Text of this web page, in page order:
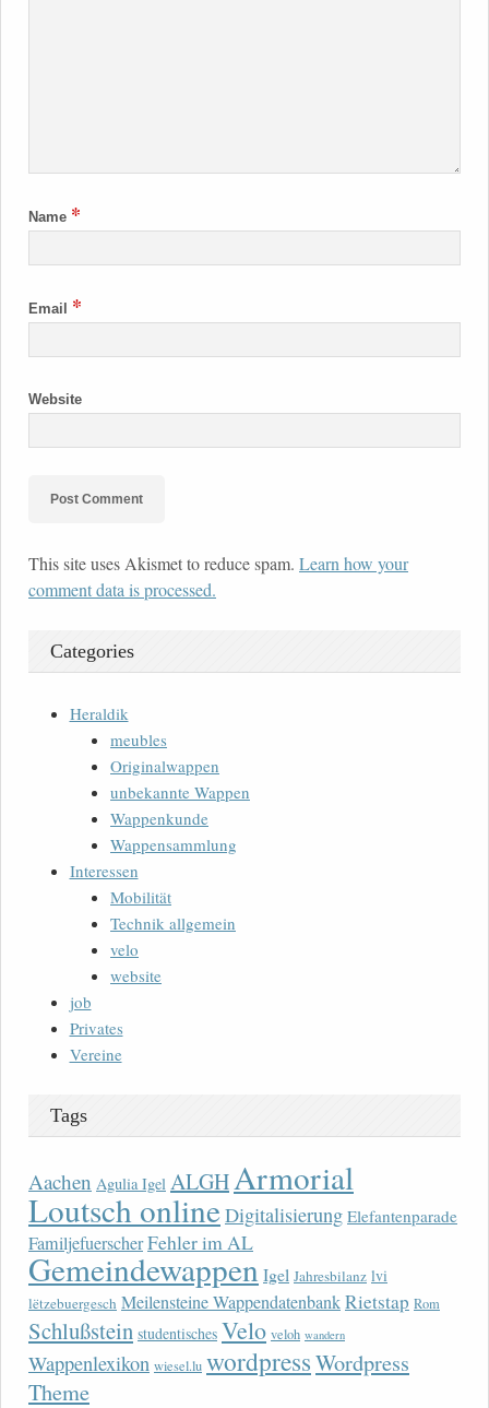
Name *
Email *
Website
This site uses Akismet to reduce spam. Learn how your
comment data is processed.
Categories
Heraldik
meubles
Originalwappen
unbekannte Wappen
Wappenkunde
Wappensammlung
Interessen
Mobilität
Technik allgemein
velo
website
job
Privates
Vereine
Tags
Aachen Agulia Igel ALGH Armorial
Loutsch onlineDigitalisierung Elefantenparade
FamiljefuerscherFehler im AL
Gemeindewappen Igel Jahresbilanz lvi
lëtzebuergesch Meilensteine WappendatenbankRietstap Rom
Schlußstein studentisches Velo veloh wandern
Wappenlexikon wiesel.lu wordpressWordpress
Theme